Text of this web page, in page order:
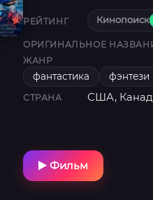
РЕЙТИНГ Кинопоиск
ОРИГИНАЛЬНОЕ
ЖАНР
фантастика фэнтези
СТРАНА США,
Фильм